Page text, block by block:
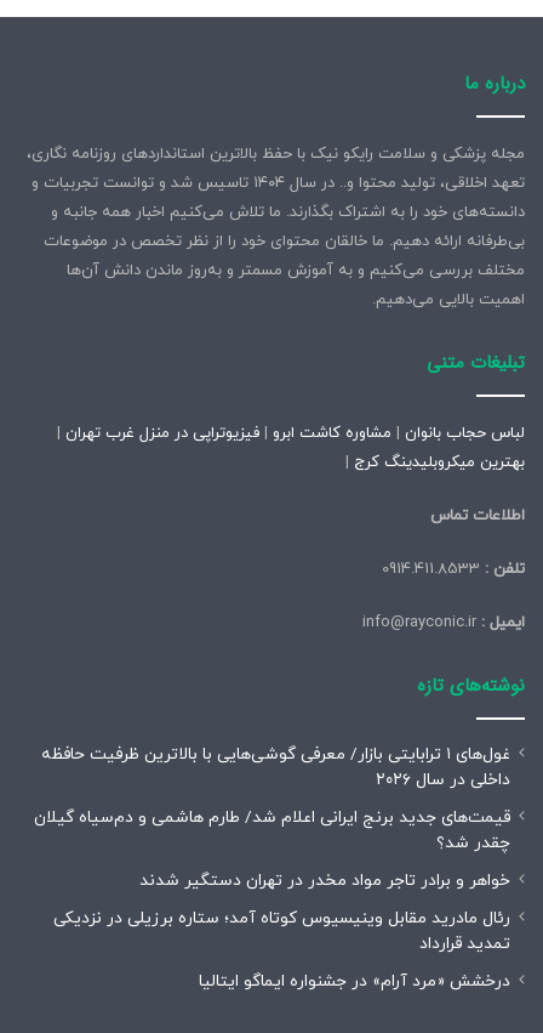
ویلیامز مارتین سانچز لوپز، ایتالیایی اروگوئه‌تبار، با شل کردن
حدقه بیرون بیاورد.
منبع:
upi
کپی لینک
درباره ما
مجله پزشکی و سلامت رایکو نیک با حفظ بالاترین استانداردهای روزنامه نگاری،
تعهد اخلاقی، تولید محتوا و.. در سال ۱۴۰۴ تاسیس شد و توانست تجربیات و
دانسته‌های خود را به اشتراک بگذارند. ما تلاش می‌کنیم اخبار همه جانبه و
بی‌طرفانه ارائه دهیم. ما خالقان محتوای خود را از نظر تخصص در موضوعات
مختلف بررسی می‌کنیم و به آموزش مسمتر و به‌روز ماندن دانش آن‌ها
اهمیت بالایی می‌دهیم.
تبلیغات متنی
لباس حجاب بانوان | مشاوره کاشت ابرو | فیزیوتراپی در منزل غرب تهران |
بهترین میکروبلیدینگ کرج |
اطلاعات تماس
تلفن :
ایمیل :
نوشته‌های تازه
غول‌های ۱ ترابایتی بازار/ معرفی گوشی‌هایی با بالاترین ظرفیت حافظه
داخلی در سال ۲۰۲۶
قیمت‌های جدید برنج ایرانی اعلام شد/ طارم هاشمی و دم‌سیاه گیلان
چقدر شد؟
خواهر و برادر تاجر مواد مخدر در تهران دستگیر شدند
رئال مادرید مقابل وینیسیوس کوتاه آمد؛ ستاره برزیلی در نزدیکی
تمدید قرارداد
درخشش «مرد آرام» در جشنواره ایماگو ایتالیا